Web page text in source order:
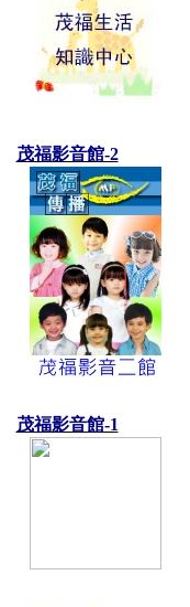
茂福影音館-2
茂福影音館-1